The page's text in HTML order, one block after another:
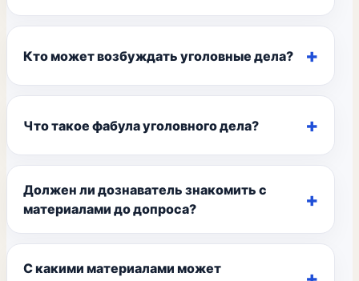
Кто может возбуждать уголовные дела?
Что такое фабула уголовного дела?
Должен ли дознаватель знакомить с
материалами до допроса?
С какими материалами может